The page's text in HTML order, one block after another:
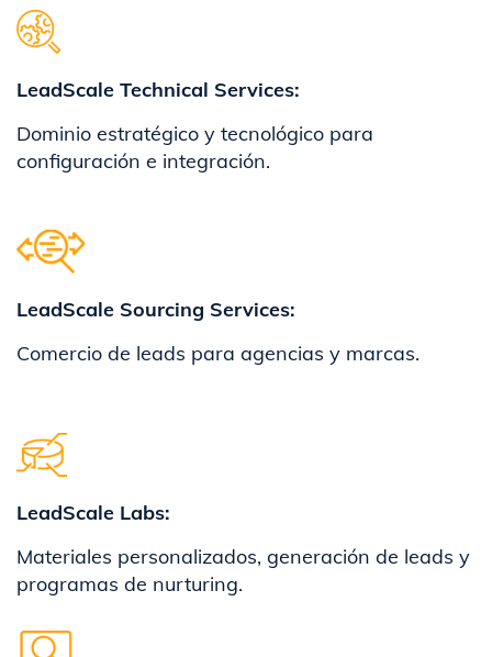
​LeadScale Technical Services:
Dominio estratégico y tecnológico para
configuración e integración.
LeadScale Sourcing Services:
Comercio de leads para agencias y marcas.
LeadScale Labs:
Materiales personalizados, generación de leads y
programas de nurturing.